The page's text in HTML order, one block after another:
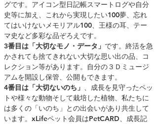
グです。アイコン型日記帳スマートログや自分
史等に加え、これから実現したい100夢、忘れ
てはいけないメモリアル100、王様の耳、テー
マ史など多彩な品ぞろえです。
3番目は「大切なモノ・データ」 です。終活を急
かされても捨てきれない大切な思い出の品、コ
レクション等があります。自分の３Ｄミュージ
アムを開設し保管、公開もできます。
4番目は「大切ないのち」 、成長を見守ったペッ
トや様々な動物そして栽培した植物、私たちに
は多くの「いのち」との出会いがあり共生して
います。xLifeペット会員はPetCARD、成長記